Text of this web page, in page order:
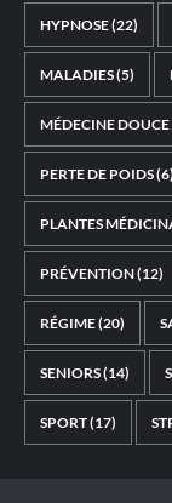
HYPNOSE(22)
MALADIES(5)
MÉDECINE DOUCE
PERTE DE POIDS(6)
PLANTES
PRÉVENTION(12)
RÉGIME(20)
SENIORS(14)
SPORT(17)